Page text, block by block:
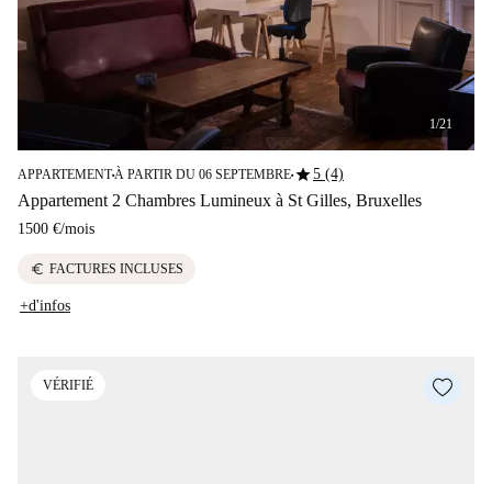
1/21
APPARTEMENT■À PARTIR DU 06 SEPTEMBRE■star5 (4)
Appartement 2 Chambres Lumineux à St Gilles, Bruxelles
1500 €/mois
euro FACTURES INCLUSES
+d'infos
VÉRIFIÉ